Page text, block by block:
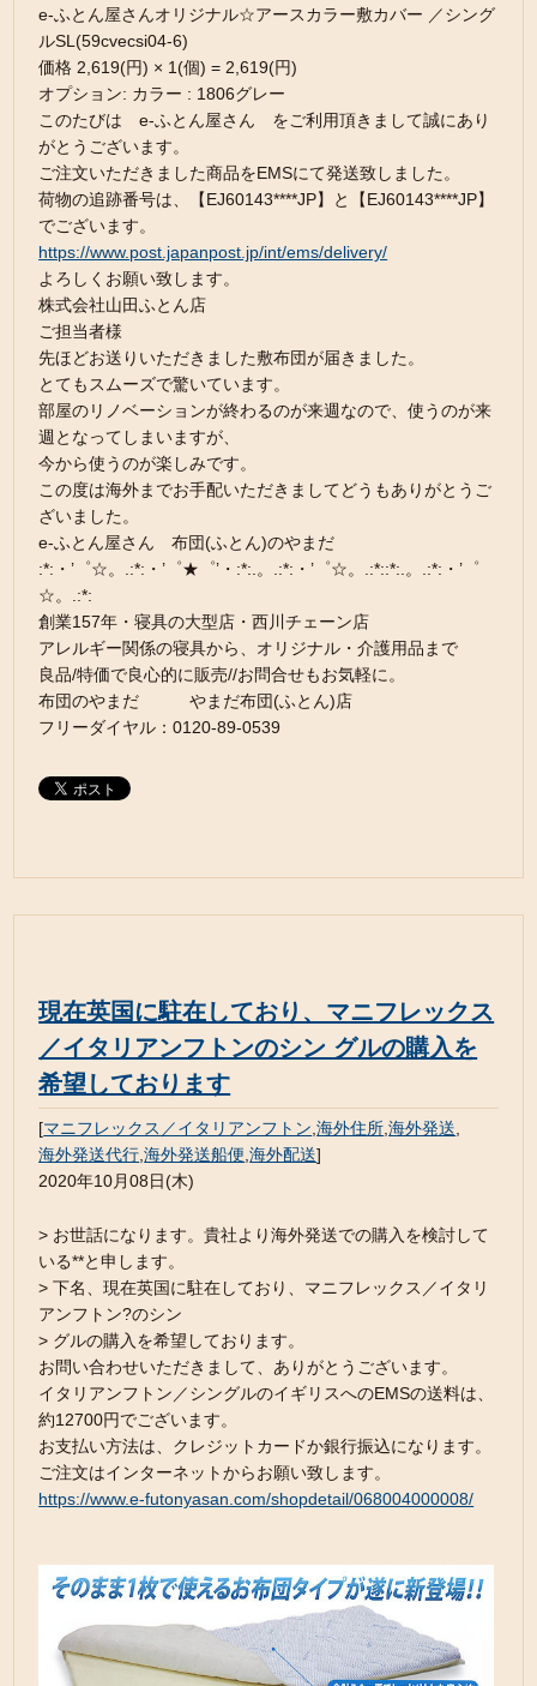
e-ふとん屋さんオリジナル☆アースカラー敷カバー ／シング
ルSL(59cvecsi04-6)
価格 2,619(円) × 1(個) = 2,619(円)
オプション: カラー : 1806グレー
このたびは e-ふとん屋さん をご利用頂きまして誠にあり
がとうございます。
ご注文いただきました商品をEMSにて発送致しました。
荷物の追跡番号は、【EJ60143****JP】と【EJ60143****JP】
でございます。
https://www.post.japanpost.jp/int/ems/delivery/
よろしくお願い致します。
株式会社山田ふとん店
ご担当者様
先ほどお送りいただきました敷布団が届きました。
とてもスムーズで驚いています。
部屋のリノベーションが終わるのが来週なので、使うのが来
週となってしまいますが、
今から使うのが楽しみです。
この度は海外までお手配いただきましてどうもありがとうご
ざいました。
e-ふとん屋さん 布団(ふとん)のやまだ
:*:・’゜☆。.:*:・’゜★゜’・:*:.。.:*:・’゜☆。.:*::*:.。.:*:・’゜
☆。.:*:
創業157年・寝具の大型店・西川チェーン店
アレルギー関係の寝具から、オリジナル・介護用品まで
良品/特価で良心的に販売//お問合せもお気軽に。
布団のやまだ やまだ布団(ふとん)店
フリーダイヤル：0120-89-0539
現在英国に駐在しており、マニフレックス
／イタリアンフトンのシン グルの購入を
希望しております
[マニフレックス／イタリアンフトン ,海外住所 ,海外発送
海外発送代行 ,海外発送船便 ,海外配送]
2020年10月08日(木)
> お世話になります。貴社より海外発送での購入を検討して
いる**と申します。
> 下名、現在英国に駐在しており、マニフレックス／イタリ
アンフトン?のシン
> グルの購入を希望しております。
お問い合わせいただきまして、ありがとうございます。
イタリアンフトン／シングルのイギリスへのEMSの送料は、
約12700円でございます。
お支払い方法は、クレジットカードか銀行振込になります。
ご注文はインターネットからお願い致します。
https://www.e-futonyasan.com/shopdetail/068004000008/